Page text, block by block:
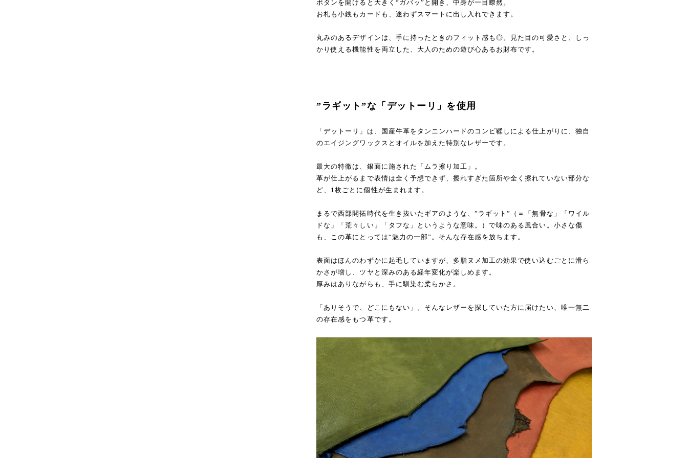
ボタンを開けると大きく“ガバッ”と開き、中身が一目瞭然。
お札も小銭もカードも、迷わずスマートに出し入れできます。
丸みのあるデザインは、手に持ったときのフィット感も◎。見た目の可愛さと、しっ
かり使える機能性を両立した、大人のための遊び心あるお財布です。
”ラギット”な「デットーリ」を使用
「デットーリ」は、国産牛革をタンニンハードのコンビ鞣しによる仕上がりに、独自
のエイジングワックスとオイルを加えた特別なレザーです。
最大の特徴は、銀面に施された「ムラ擦り加工」。
革が仕上がるまで表情は全く予想できず、擦れすぎた箇所や全く擦れていない部分な
ど、1枚ごとに個性が生まれます。
まるで西部開拓時代を生き抜いたギアのような、”ラギット”（＝「無骨な」「ワイル
ドな」「荒々しい」「タフな」というような意味。）で味のある風合い。小さな傷
も、この革にとっては“魅力の一部”。そんな存在感を放ちます。
表面はほんのわずかに起毛していますが、多脂ヌメ加工の効果で使い込むごとに滑ら
かさが増し、ツヤと深みのある経年変化が楽しめます。
厚みはありながらも、手に馴染む柔らかさ。
「ありそうで、どこにもない」。そんなレザーを探していた方に届けたい、唯一無二
の存在感をもつ革です。